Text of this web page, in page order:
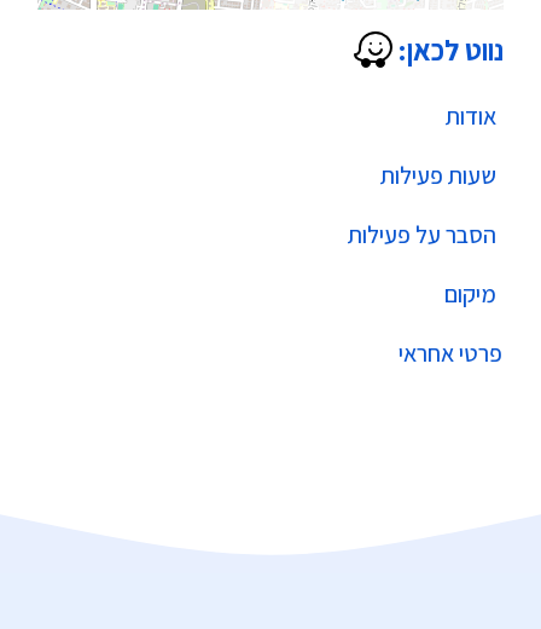
אודות
שעות פעילות
הסבר על פעילות
מיקום
פרטי אחראי
נווט לכאן: